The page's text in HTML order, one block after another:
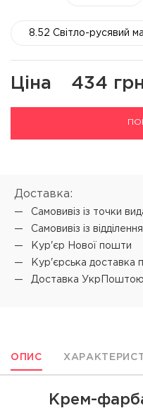
8.52 Світло-русявий
Ціна 434
Доставка:
Самовивіз iз точки
Самовивіз iз
Кур'єр Нової пошти
Кур'єрська доставка
Доставка УкрПоштою
ОПИС
Крем-